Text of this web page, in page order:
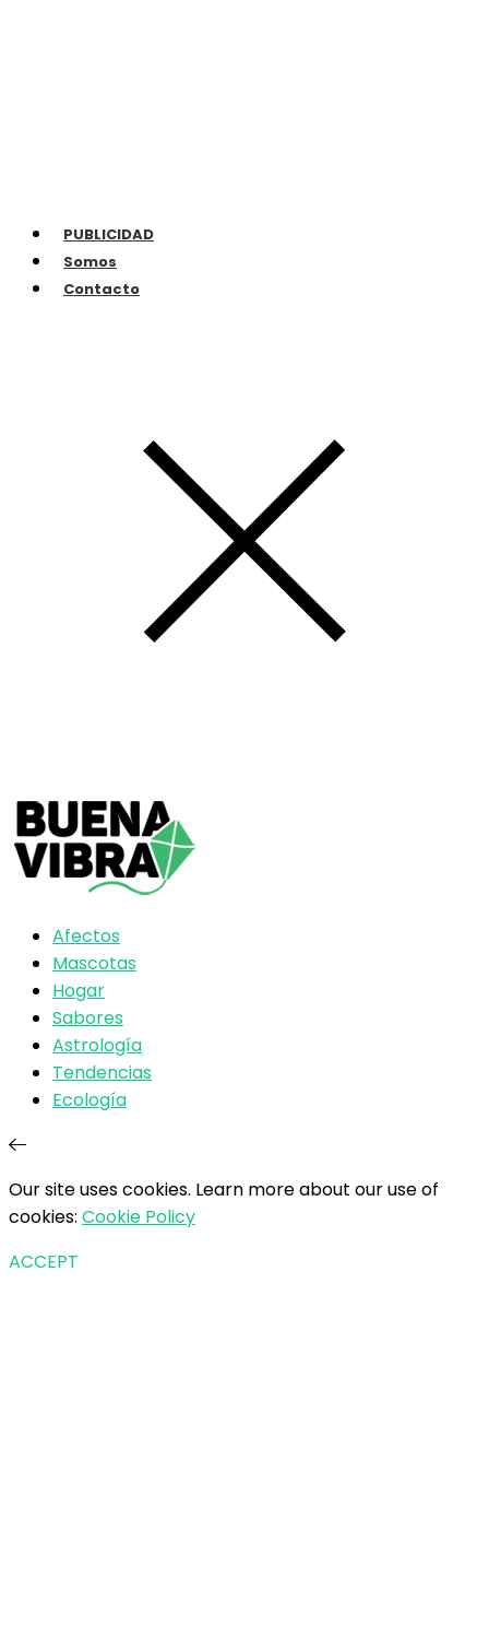
PUBLICIDAD
Somos
Contacto
Afectos
Mascotas
Hogar
Sabores
Astrología
Tendencias
Ecología
Our site uses cookies. Learn more about our use of
cookies: Cookie Policy
ACCEPT